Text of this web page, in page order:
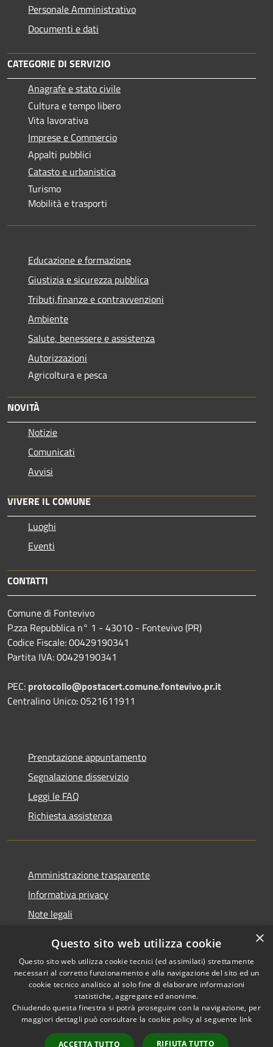
Personale Amministrativo
Documenti e dati
CATEGORIE DI SERVIZIO
Anagrafe e stato civile
Cultura e tempo libero
Vita lavorativa
Imprese e Commercio
Appalti pubblici
Catasto e urbanistica
Turismo
Mobilità e trasporti
Educazione e formazione
Giustizia e sicurezza pubblica
Tributi,finanze e contravvenzioni
Ambiente
Salute, benessere e assistenza
Autorizzazioni
Agricoltura e pesca
NOVITÀ
Notizie
Comunicati
Avvisi
VIVERE IL COMUNE
Luoghi
Eventi
CONTATTI
Comune di Fontevivo
P.zza Repubblica n° 1 - 43010 - Fontevivo (PR)
Codice Fiscale: 00429190341
Partita IVA: 00429190341
PEC: protocollo@postacert.comune.fontevivo.pr.it
Centralino Unico: 0521611911
Prenotazione appuntamento
Segnalazione disservizio
Leggi le FAQ
Richiesta assistenza
Amministrazione trasparente
Informativa privacy
Note legali
Accessibilità
Privacy
Copyright © 2026 • Comune di
Fontevivo • Powered by
Municipium•Accesso
redazione
×
Questo sito web utilizza cookie
Questo sito web utilizza cookie tecnici (ed assimilati) strettamente
necessari al corretto funzionamento e alla navigazione del sito ed un
cookie tecnico analitico al solo fine di elaborare informazioni
statistiche, aggregate ed anonime.
Chiudendo questa finestra si potrà proseguire con la navigazione, per
maggiori dettagli può consultare la cookie policy al seguente link
ACCETTA TUTTO RIFIUTA TUTTO